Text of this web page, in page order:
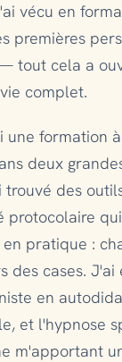
vécu en
premières
tout cela a
complet.
une formation
deux
trouvé des
protocolaire
pratique :
des cases. J'ai
en
et l'hypnose
m'apportant